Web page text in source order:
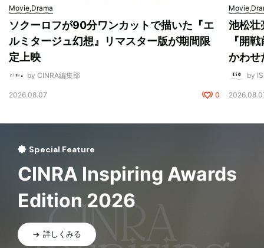
Movie,Drama
ソクーロフが90分ワンカットで描いた『エ
ルミタージュ幻想』リマスター版が期間限
定上映
by CINRA編集部
2026.08.07 0
池松壮
『開
かわせ
by
Special Feature
CINRA Inspiring Awards
Edition 2026
詳しくみる